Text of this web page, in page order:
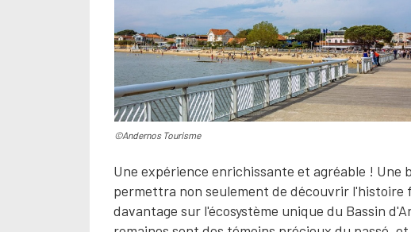
©Andernos Tourisme
Une expérience enrichissante et agréable ! Une
permettra non seulement de découvrir l'histoire
davantage sur l'écosystème unique du Bassin